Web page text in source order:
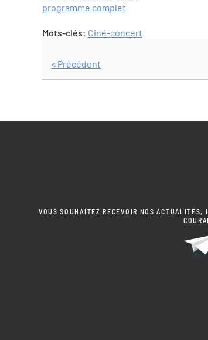
programme complet
Mots-clés: Ciné-concert
< Précédent
VOUS SOUHAITEZ RECEVOIR NOS ACTUALITÉS,